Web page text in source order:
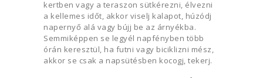
kertben vagy a teraszon sütkérezni, élvezni
a kellemes időt, akkor viselj kalapot, húzódj
napernyő alá vagy bújj be az árnyékba.
Semmiképpen se legyél napfényben több
órán keresztül, ha futni vagy biciklizni mész,
akkor se csak a napsütésben kocogj, tekerj.